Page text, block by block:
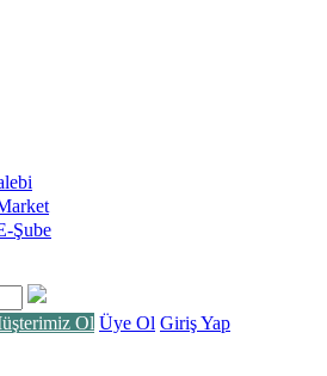
Şube
Ol Üye Ol Giriş Yap